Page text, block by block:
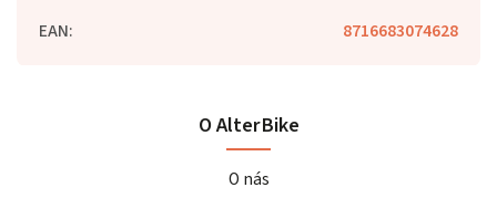
EAN: 8716683074628
O AlterBike
O nás